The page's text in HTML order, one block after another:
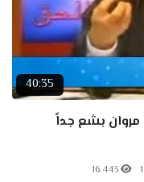
40:35
بشع جداً
16.443